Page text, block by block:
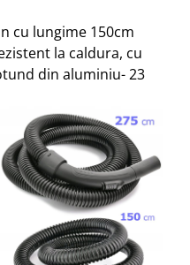
cu lungime 150cm
la caldura, cu
din aluminiu- 23